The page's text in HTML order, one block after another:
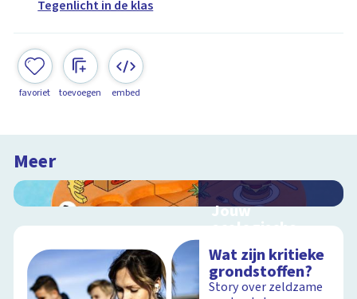
Tegenlicht in de klas
favoriet toevoegen embed
Meer
Jouw
ecologische
voetafdruk
Ontdek hoe jouw
levensstijl invloed
heeft op de aarde
Wat zijn kritieke
grondstoffen?
Story over zeldzame